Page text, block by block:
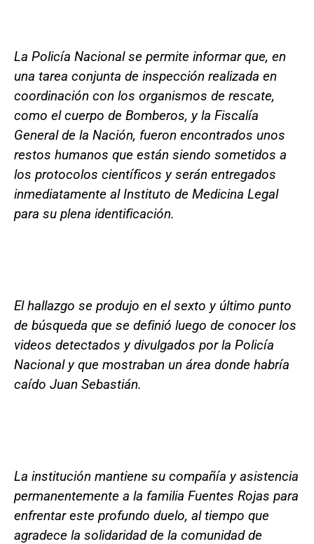
La Policía Nacional se permite informar que, en
una tarea conjunta de inspección realizada en
coordinación con los organismos de rescate,
como el cuerpo de Bomberos, y la Fiscalía
General de la Nación, fueron encontrados unos
restos humanos que están siendo sometidos a
los protocolos científicos y serán entregados
inmediatamente al Instituto de Medicina Legal
para su plena identificación.
El hallazgo se produjo en el sexto y último punto
de búsqueda que se definió luego de conocer los
videos detectados y divulgados por la Policía
Nacional y que mostraban un área donde habría
caído Juan Sebastián.
La institución mantiene su compañía y asistencia
permanentemente a la familia Fuentes Rojas para
enfrentar este profundo duelo, al tiempo que
agradece la solidaridad de la comunidad de